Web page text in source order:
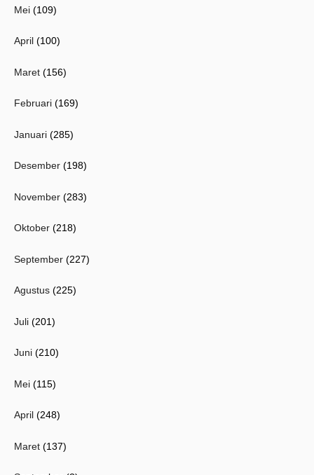
Mei (109)
April (100)
Maret (156)
Februari (169)
Januari (285)
Desember (198)
November (283)
Oktober (218)
September (227)
Agustus (225)
Juli (201)
Juni (210)
Mei (115)
April (248)
Maret (137)